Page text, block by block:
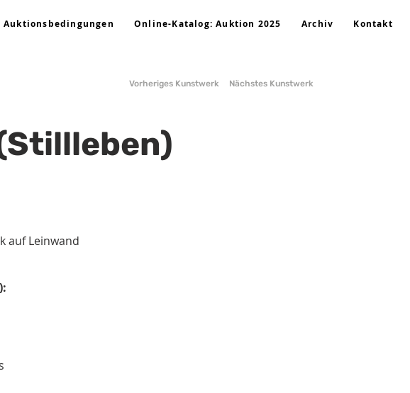
Auktionsbedingungen Online-Katalog: Auktion 2025 Archiv Kontakt
auf Leinwand
Nächstes Kunstwerk
Vorheriges Kunstwerk